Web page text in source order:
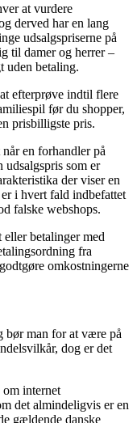
at vurdere
derved har en lang
udsalgspriserne på
til damer og herrer –
uden betaling.
efterprøve indtil flere
før du shopper,
prisbilligste pris.
en forhandler på
udsalgspris som er
der viser en
i hvert fald indbefattet
falske webshops.
betalinger med
fra
omkostningerne
bør man for at være på
dog er det
internet
det almindeligvis er en
gældende danske